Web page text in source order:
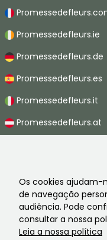
Os cookies ajudam-
de navegação
audiência. Pode
consultar a nossa
Leia a nossa política
Promessedefleurs.ie
Promessedefleurs.de
Promessedefleurs.es
Promessedefleurs.it
Promessedefleurs.at
Promessedefleurs.ch